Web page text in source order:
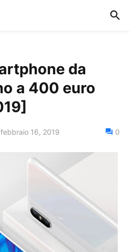
da
a 400 euro
febbraio 16, 2019 0